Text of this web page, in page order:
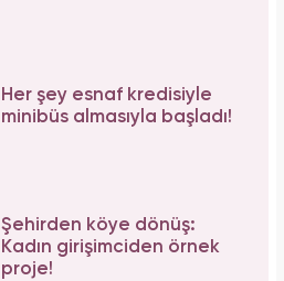
Her şey esnaf kredisiyle
minibüs almasıyla başladı!
Şehirden köye dönüş:
Kadın girişimciden örnek
proje!